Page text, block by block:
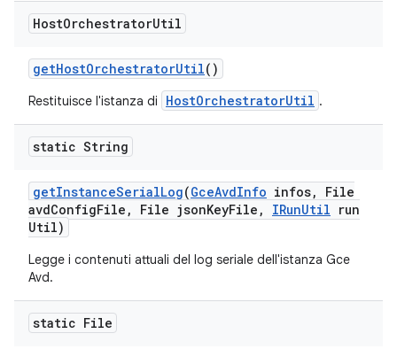
HostOrchestratorUtil
getHostOrchestratorUtil()
Restituisce l'istanza di HostOrchestratorUtil .
static String
getInstanceSerialLog(GceAvdInfo infos,
File
avdConfigFile , File jsonKeyFile , IRunUtil run
Util)
Legge i contenuti attuali del log seriale dell'istanza Gce
Avd.
static File